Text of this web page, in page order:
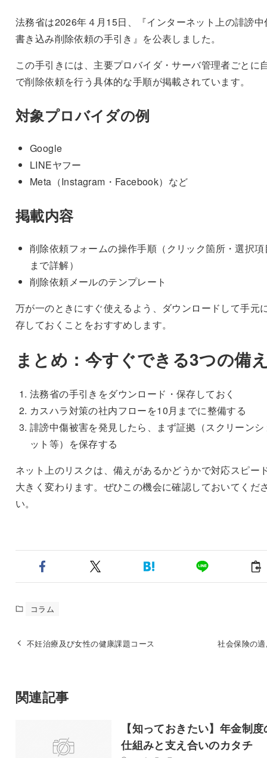
法務省は2026年４月15日、『インターネット上の誹謗中
書き込み削除依頼の手引き』を公表しました。
この手引きには、主要プロバイダ・サーバ管理者ごとに
で削除依頼を行う具体的な手順が掲載されています。
対象プロバイダの例
Google
LINEヤフー
Meta（Instagram・Facebook）など
掲載内容
削除依頼フォームの操作手順（クリック箇所・選択項
まで詳解）
削除依頼メールのテンプレート
万が一のときにすぐ使えるよう、ダウンロードして手元
存しておくことをおすすめします。
まとめ：今すぐできる3つの備
法務省の手引きをダウンロード・保存しておく
カスハラ対策の社内フローを10月までに整備する
誹謗中傷被害を発見したら、まず証拠（スクリーンシ
ット等）を保存する
ネット上のリスクは、備えがあるかどうかで対応スピー
大きく変わります。ぜひこの機会に確認しておいてくだ
い。
コラム
不妊治療及び女性の健康課題コース 社会保険の
関連記事
【知っておきたい】年金制度
仕組みと支え合いのカタチ